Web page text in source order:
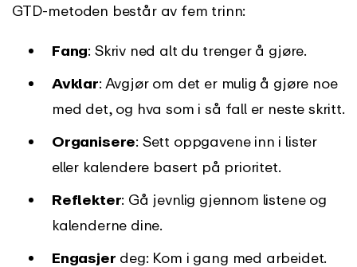
GTD-metoden består av fem trinn:
Fang: Skriv ned alt du trenger å gjøre.
Avklar: Avgjør om det er mulig å gjøre noe
med det, og hva som i så fall er neste skritt.
Organisere: Sett oppgavene inn i lister
eller kalendere basert på prioritet.
Reflekter: Gå jevnlig gjennom listene og
kalenderne dine.
Engasjer deg: Kom i gang med arbeidet.